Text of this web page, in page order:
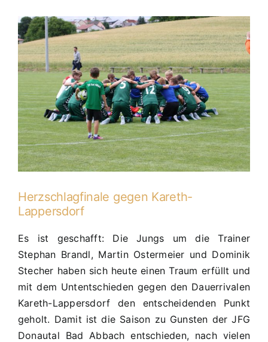
ist
Meister
2016/17
in
der
Kreisliga
Regensburg!!!
Zeige
grösseres
Bild
Herzschlagfinale gegen Kareth-
Lappersdorf
Es ist geschafft: Die Jungs um die Trainer
Stephan Brandl, Martin Ostermeier und Dominik
Stecher haben sich heute einen Traum erfüllt und
mit dem Untentschieden gegen den Dauerrivalen
Kareth-Lappersdorf den entscheidenden Punkt
geholt. Damit ist die Saison zu Gunsten der JFG
Donautal Bad Abbach entschieden, nach vielen